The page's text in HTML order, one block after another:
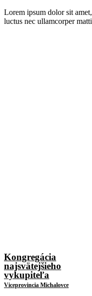
Lorem ipsum dolor sit
luctus nec ullamcorper
Kongregácia
najsvätejšieho
vykupiteľa
Viceprovincia Michalovce